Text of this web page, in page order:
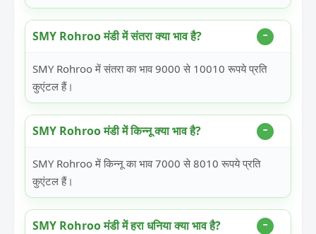
SMY Rohroo मंडी में संतरा क्या भाव है?
SMY Rohroo में संतरा का भाव 9000 से 10010 रूपये प्रति
कुएंटल हैं।
SMY Rohroo मंडी में किन्नू क्या भाव है?
SMY Rohroo में किन्नू का भाव 7000 से 8010 रूपये प्रति
कुएंटल हैं।
SMY Rohroo मंडी में हरा धनिया क्या भाव है?